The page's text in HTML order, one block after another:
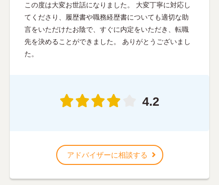
この度は大変お世話になりました。 大変丁寧に対応し
てくださり、履歴書や職務経歴書についても適切な助
言をいただけたお陰で、すぐに内定をいただき、転職
先を決めることができました。 ありがとうございまし
た。
4.2
アドバイザーに相談する